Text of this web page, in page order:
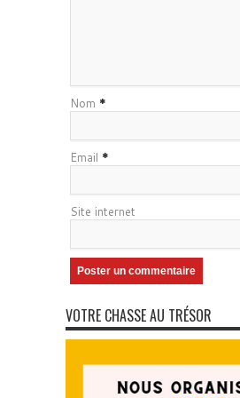
Nom *
Email *
Site internet
VOTRE CHASSE AU TRÉSOR